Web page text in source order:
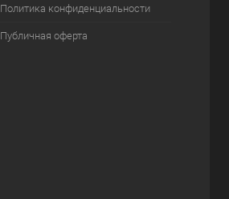
Политика конфиденциальности
Публичная оферта